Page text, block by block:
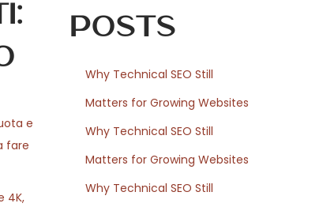
e
fare
4K,
Posts
Why Technical SEO Still
Matters for Growing Websites
Why Technical SEO Still
Matters for Growing Websites
Why Technical SEO Still